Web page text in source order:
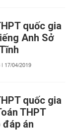
quốc gia
Anh Sở
17/04/2019
quốc gia
THPT
án